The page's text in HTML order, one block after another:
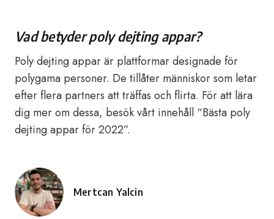
Vad betyder poly dejting appar?
Poly dejting appar är plattformar designade för
polygama personer. De tillåter människor som letar
efter flera partners att träffas och flirta. För att lära
dig mer om dessa, besök vårt innehåll “Bästa poly
dejting appar för 2022”.
Posted
Mertcan Yalcin